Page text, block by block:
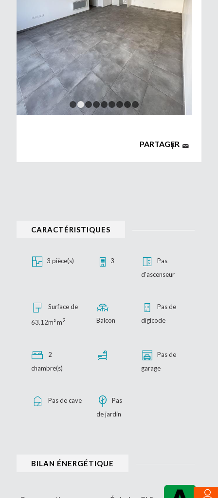
1 2 3 6
PARTAGER
CARACTÉRISTIQUES
3 pièce(s) 3
Pas
d'ascenseur
Surface de
63.12m² m2 Balcon
Pas de
digicode
2
chambre(s)
Pas de
garage
Pas de cave
Pas
de jardin
BILAN ÉNERGÉTIQUE